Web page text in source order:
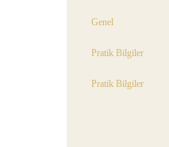
Genel
Pratik Bilgiler
Pratik Bilgiler